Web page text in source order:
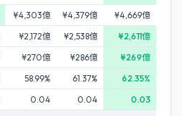
¥4,303億 ¥4,379億
¥4,669億
¥2,172億 ¥2,538億
¥2,611億
¥270億 ¥286億
¥269億
58.99% 61.37%
62.35%
0.04 0.04 0.03